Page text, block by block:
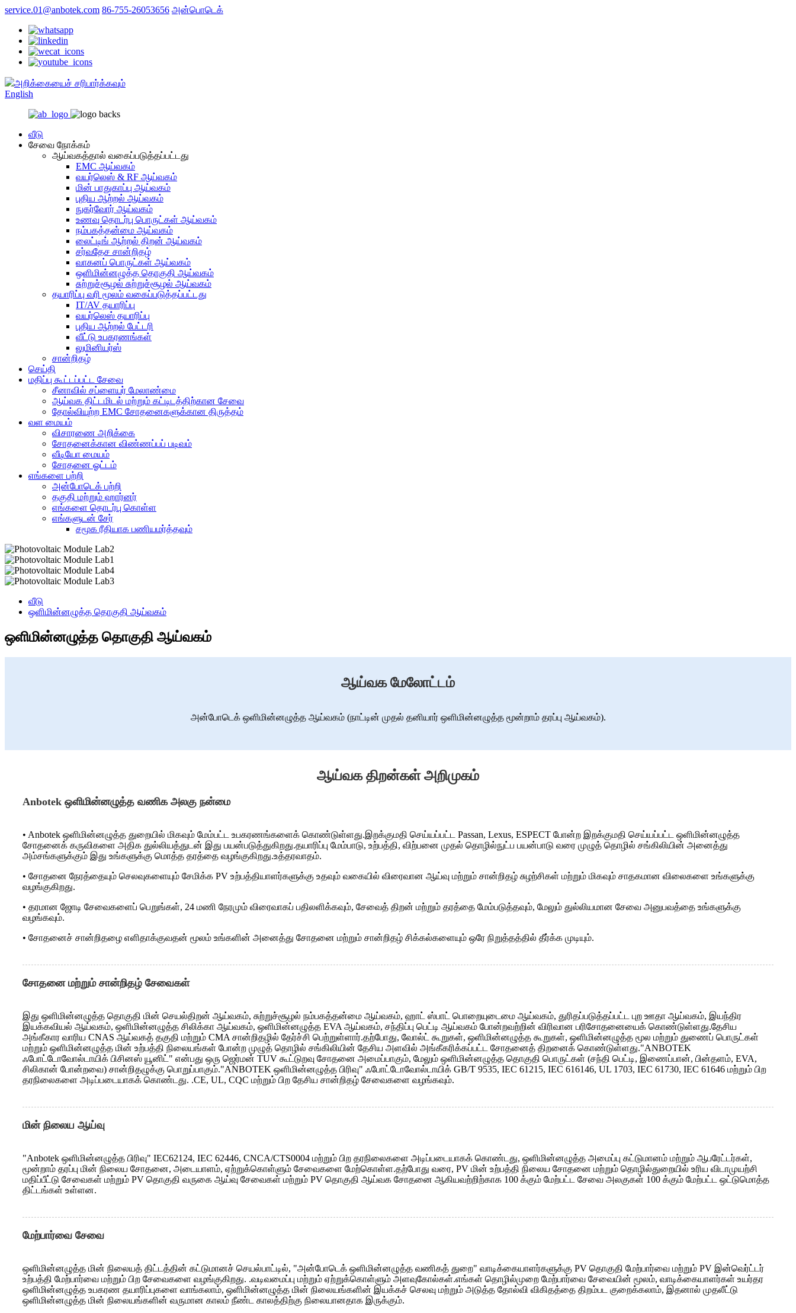
service.01@anbotek.com 86-755-26053656 அன்பொடெக்
அறிக்கையைச் சரிபார்க்கவும்
English
வீடு
சேவை நோக்கம்
ஆய்வகத்தால் வகைப்படுத்தப்பட்டது
EMC ஆய்வகம்
வயர்லெஸ் & RF ஆய்வகம்
மின் பாதுகாப்பு ஆய்வகம்
புதிய ஆற்றல் ஆய்வகம்
நுகர்வோர் ஆய்வகம்
உணவு தொடர்பு பொருட்கள் ஆய்வகம்
நம்பகத்தன்மை ஆய்வகம்
லைட்டிங் ஆற்றல் திறன் ஆய்வகம்
சர்வதேச சான்றிதழ்
வாகனப் பொருட்கள் ஆய்வகம்
ஒளிமின்னழுத்த தொகுதி ஆய்வகம்
சுற்றுச்சூழல் சுற்றுச்சூழல் ஆய்வகம்
தயாரிப்பு வரி மூலம் வகைப்படுத்தப்பட்டது
IT/AV தயாரிப்பு
வயர்லெஸ் தயாரிப்பு
புதிய ஆற்றல் பேட்டரி
வீட்டு உபகரணங்கள்
லுமினியர்ஸ்
சான்றிதழ்
செய்தி
மதிப்பு கூட்டப்பட்ட சேவை
சீனாவில் சப்ளையர் மேலாண்மை
ஆய்வக திட்டமிடல் மற்றும் கட்டிடத்திற்கான சேவை
தோல்வியுற்ற EMC சோதனைகளுக்கான திருத்தம்
வள மையம்
விசாரணை அறிக்கை
சோதனைக்கான விண்ணப்பப் படிவம்
வீடியோ மையம்
சோதனை ஓட்டம்
எங்களை பற்றி
அன்போடெக் பற்றி
தகுதி மற்றும் ஹார்னர்
எங்களை தொடர்பு கொள்ள
எங்களுடன் சேர்
சமூக ரீதியாக பணியமர்த்தவும்
வீடு
ஒளிமின்னழுத்த தொகுதி ஆய்வகம்
ஒளிமின்னழுத்த தொகுதி ஆய்வகம்
ஆய்வக மேலோட்டம்
அன்போடெக் ஒளிமின்னழுத்த ஆய்வகம் (நாட்டின் முதல் தனியார் ஒளிமின்னழுத்த மூன்றாம் தரப்பு ஆய்வகம்).
ஆய்வக திறன்கள் அறிமுகம்
Anbotek ஒளிமின்னழுத்த வணிக அலகு நன்மை
• Anbotek ஒளிமின்னழுத்த துறையில் மிகவும் மேம்பட்ட உபகரணங்களைக் கொண்டுள்ளது.இறக்குமதி செய்யப்பட்ட Passan, Lexus, ESPECT போன்ற இறக்குமதி செய்யப்பட்ட ஒளிமின்னழுத்த
சோதனைக் கருவிகளை அதிக துல்லியத்துடன் இது பயன்படுத்துகிறது.தயாரிப்பு மேம்பாடு, உற்பத்தி, விற்பனை முதல் தொழில்நுட்ப பயன்பாடு வரை முழுத் தொழில் சங்கிலியின் அனைத்து
அம்சங்களுக்கும் இது உங்களுக்கு மொத்த தரத்தை வழங்குகிறது.உத்தரவாதம்.
• சோதனை நேரத்தையும் செலவுகளையும் சேமிக்க PV உற்பத்தியாளர்களுக்கு உதவும் வகையில் விரைவான ஆய்வு மற்றும் சான்றிதழ் சுழற்சிகள் மற்றும் மிகவும் சாதகமான விலைகளை உங்களுக்கு
வழங்குகிறது.
• தரமான ஜோடி சேவைகளைப் பெறுங்கள், 24 மணி நேரமும் விரைவாகப் பதிலளிக்கவும், சேவைத் திறன் மற்றும் தரத்தை மேம்படுத்தவும், மேலும் துல்லியமான சேவை அனுபவத்தை உங்களுக்கு
வழங்கவும்.
• சோதனைச் சான்றிதழை எளிதாக்குவதன் மூலம் உங்களின் அனைத்து சோதனை மற்றும் சான்றிதழ் சிக்கல்களையும் ஒரே நிறுத்தத்தில் தீர்க்க முடியும்.
சோதனை மற்றும் சான்றிதழ் சேவைகள்
இது ஒளிமின்னழுத்த தொகுதி மின் செயல்திறன் ஆய்வகம், சுற்றுச்சூழல் நம்பகத்தன்மை ஆய்வகம், ஹாட் ஸ்பாட் பொறையுடைமை ஆய்வகம், துரிதப்படுத்தப்பட்ட புற ஊதா ஆய்வகம், இயந்திர
இயக்கவியல் ஆய்வகம், ஒளிமின்னழுத்த சிலிக்கா ஆய்வகம், ஒளிமின்னழுத்த EVA ஆய்வகம், சந்திப்பு பெட்டி ஆய்வகம் போன்றவற்றின் விரிவான பரிசோதனையைக் கொண்டுள்ளது.தேசிய
அங்கீகார வாரிய CNAS ஆய்வகத் தகுதி மற்றும் CMA சான்றிதழில் தேர்ச்சி பெற்றுள்ளார்.தற்போது, ​​வோல்ட் கூறுகள், ஒளிமின்னழுத்த கூறுகள், ஒளிமின்னழுத்த மூல மற்றும் துணைப் பொருட்கள்
மற்றும் ஒளிமின்னழுத்த மின் உற்பத்தி நிலையங்கள் போன்ற முழுத் தொழில் சங்கிலியின் தேசிய அளவில் அங்கீகரிக்கப்பட்ட சோதனைத் திறனைக் கொண்டுள்ளது."ANBOTEK
ஃபோட்டோவோல்டாயிக் பிசினஸ் யூனிட்" என்பது ஒரு ஜெர்மன் TUV கூட்டுறவு சோதனை அமைப்பாகும், மேலும் ஒளிமின்னழுத்த தொகுதி பொருட்கள் (சந்தி பெட்டி, இணைப்பான், பின்தளம், EVA,
சிலிகான் போன்றவை) சான்றிதழுக்கு பொறுப்பாகும்."ANBOTEK ஒளிமின்னழுத்த பிரிவு" ஃபோட்டோவோல்டாயிக் GB/T 9535, IEC 61215, IEC 616146, UL 1703, IEC 61730, IEC 61646 மற்றும் பிற
தரநிலைகளை அடிப்படையாகக் கொண்டது. .CE, UL, CQC மற்றும் பிற தேசிய சான்றிதழ் சேவைகளை வழங்கவும்.
மின் நிலைய ஆய்வு
"Anbotek ஒளிமின்னழுத்த பிரிவு" IEC62124, IEC 62446, CNCA/CTS0004 மற்றும் பிற தரநிலைகளை அடிப்படையாகக் கொண்டது, ஒளிமின்னழுத்த அமைப்பு கட்டுமானம் மற்றும் ஆபரேட்டர்கள்,
மூன்றாம் தரப்பு மின் நிலைய சோதனை, அடையாளம், ஏற்றுக்கொள்ளும் சேவைகளை மேற்கொள்ள.தற்போது வரை, PV மின் உற்பத்தி நிலைய சோதனை மற்றும் தொழில்துறையில் உரிய விடாமுயற்சி
மதிப்பீட்டு சேவைகள் மற்றும் PV தொகுதி வருகை ஆய்வு சேவைகள் மற்றும் PV தொகுதி ஆய்வக சோதனை ஆகியவற்றிற்காக 100 க்கும் மேற்பட்ட சேவை அலகுகள் 100 க்கும் மேற்பட்ட ஒட்டுமொத்த
திட்டங்கள் உள்ளன.
மேற்பார்வை சேவை
ஒளிமின்னழுத்த மின் நிலையத் திட்டத்தின் கட்டுமானச் செயல்பாட்டில், "அன்போடெக் ஒளிமின்னழுத்த வணிகத் துறை" வாடிக்கையாளர்களுக்கு PV தொகுதி மேற்பார்வை மற்றும் PV இன்வெர்ட்டர்
உற்பத்தி மேற்பார்வை மற்றும் பிற சேவைகளை வழங்குகிறது. .வடிவமைப்பு மற்றும் ஏற்றுக்கொள்ளும் அளவுகோல்கள்.எங்கள் தொழில்முறை மேற்பார்வை சேவையின் மூலம், வாடிக்கையாளர்கள் உயர்தர
ஒளிமின்னழுத்த உபகரண தயாரிப்புகளை வாங்கலாம், ஒளிமின்னழுத்த மின் நிலையங்களின் இயக்கச் செலவு மற்றும் அடுத்த தோல்வி விகிதத்தை திறம்பட குறைக்கலாம், இதனால் முதலீட்டு
ஒளிமின்னழுத்த மின் நிலையங்களின் வருமான காலம் நீண்ட காலத்திற்கு நிலையானதாக இருக்கும்.